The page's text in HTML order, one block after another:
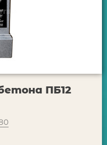
ПБ12